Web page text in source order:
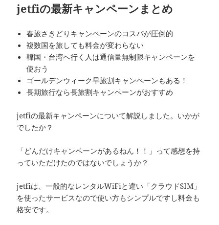
jetfiの最新キャンペーンまとめ
春旅さきどりキャンペーンのコスパが圧倒的
複数国を旅しても料金が変わらない
韓国・台湾へ行く人は通信量無制限キャンペーンを
使おう
ゴールデンウィーク早旅割キャンペーンもある！
長期旅行なら長旅割キャンペーンがおすすめ
jetfiの最新キャンペーンについて解説しました。いかが
でしたか？
「どんだけキャンペーンがあるねん！！」って感想を持
っていただけたのではないでしょうか？
jetfiは、一般的なレンタルWiFiと違い「クラウドSIM」
を使ったサービスなので使い方もシンプルですし料金も
格安です。